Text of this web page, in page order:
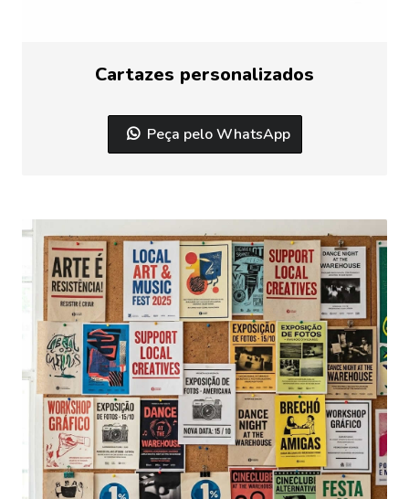
Cartazes personalizados
Peça pelo WhatsApp